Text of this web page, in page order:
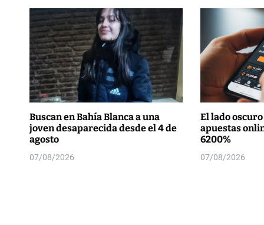
Buscan en Bahía Blanca a una
joven desaparecida desde el 4 de
agosto
07/08/2026
El lado
apuestas
6200%
07/08/2026